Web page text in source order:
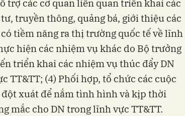
trợ các cơ quan liên quan triển khai các
truyền thông, quảng bá, giới thiệu các
tiềm năng ra thị trường quốc tế về lĩnh
hiện các nhiệm vụ khác do Bộ trưởng
triển khai các nhiệm vụ thúc đẩy DN
TT&TT; (4) Phối hợp, tổ chức các cuộc
xuát để nắm tình hình và kịp thời
mắc cho DN trong lĩnh vực TT&TT.